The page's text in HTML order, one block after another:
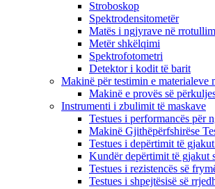
Stroboskop
Spektrodensitometër
Matës i ngjyrave në rrotullim
Metër shkëlqimi
Spektrofotometri
Detektor i kodit të barit
Makinë për testimin e materialeve
Makinë e provës së
Instrumenti i zbulimit të maskave
Testues i performancës për
Makinë Gjithëpërfshirëse
Testues i depërtimit të
Kundër depërtimit të gjakut
Testues i rezistencës së
Testues i shpejtësisë së